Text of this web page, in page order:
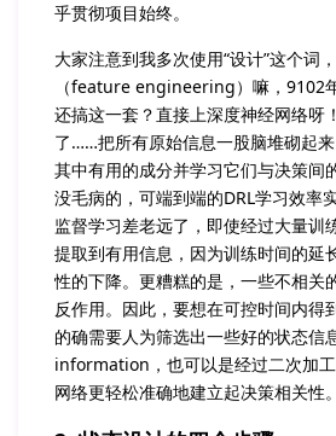
乎贯彻项目始终。
大家注意到我多次使用“设计”这个词
（feature engineering）嘛，9102
还搞这一套？直接上深度神经网络呀
了……把所有原始信息一股脑堆砌起
其中有用的成分并学习它们与决策间
没毛病的，可端到端的DRL学习效率
监督学习差老远了，即使经过大量训
提取到有用信息，因为训练时间的延
性的下降。更糟糕的是，一些不相关
反作用。因此，要想在可控时间内得
的确需要人为筛选出一些好的状态信
information，也可以是经过二次加
网络更轻松准确地建立起决策相关性。